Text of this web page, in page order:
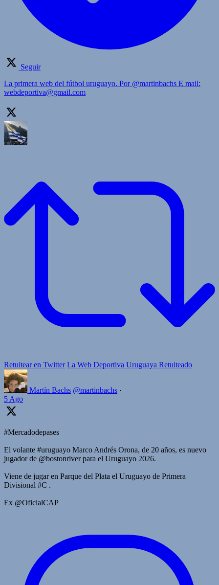
Seguir
La primera web del fútbol uruguayo. Por @martinbachs E mail:
webdeportiva@gmail.com
Retuitear en Twitter La Web Deportiva Uruguaya Retuiteado
Martín Bachs @martinbachs ·
5 Ago
#Mercadodepases
El volante #uruguayo Marco Andrés Orona, de 20 años, es nuevo
jugador de @bostonriver para el Uruguayo 2026.
Viene de jugar en Parque del Plata el Uruguayo de Primera
Divisional #C .
Ex @OficialCAP